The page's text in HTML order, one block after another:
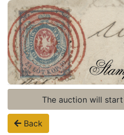
Register
Login
The auction will
Back